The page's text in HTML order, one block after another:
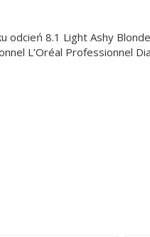
8.1 Light Ashy
L’Oréal Professionnel